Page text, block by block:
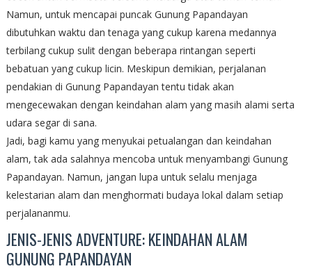
Namun, untuk mencapai puncak Gunung Papandayan
dibutuhkan waktu dan tenaga yang cukup karena medannya
terbilang cukup sulit dengan beberapa rintangan seperti
bebatuan yang cukup licin. Meskipun demikian, perjalanan
pendakian di Gunung Papandayan tentu tidak akan
mengecewakan dengan keindahan alam yang masih alami serta
udara segar di sana.
Jadi, bagi kamu yang menyukai petualangan dan keindahan
alam, tak ada salahnya mencoba untuk menyambangi Gunung
Papandayan. Namun, jangan lupa untuk selalu menjaga
kelestarian alam dan menghormati budaya lokal dalam setiap
perjalananmu.
JENIS-JENIS ADVENTURE: KEINDAHAN ALAM
GUNUNG PAPANDAYAN